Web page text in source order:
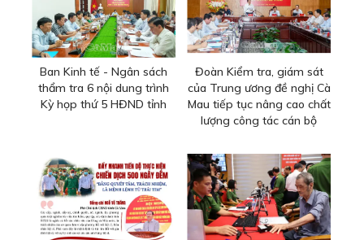
Ban Kinh tế - Ngân sách
thẩm tra 6 nội dung trình
Kỳ họp thứ 5 HĐND tỉnh
Đoàn Kiểm tra, giám sát
của Trung ương đề nghị Cà
Mau tiếp tục nâng cao chất
lượng công tác cán bộ